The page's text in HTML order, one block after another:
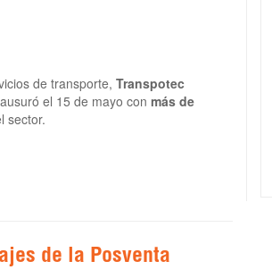
de transporte, Transpotec
el 15 de mayo con más de
sector.
de la Posventa